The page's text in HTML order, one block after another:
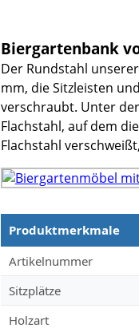
Biergartenbank
Der Rundstahl
mm, die Sitzleisten
verschraubt. Unter
Flachstahl, auf dem
Flachstahl
Produktmerkmale
Produktmerkmale
Artikelnummer
Sitzplätze
Holzart